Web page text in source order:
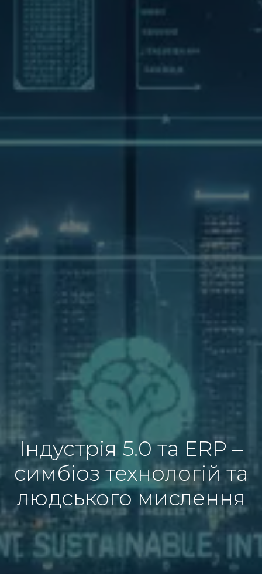
Індустрія 5.0 та ERP –
симбіоз технологій та
людського мислення